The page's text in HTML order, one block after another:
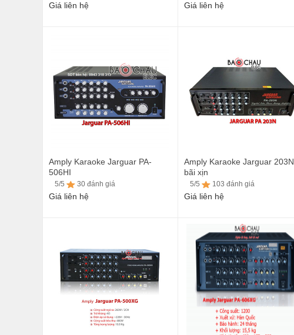
Giá liên hệ Giá liên hệ
Amply Karaoke Jarguar PA-
506HI
5/5 30 đánh giá
Giá liên hệ
Amply Karaoke Jarguar 203N
bãi xịn
5/5 103 đánh giá
Giá liên hệ
103 đánh giá